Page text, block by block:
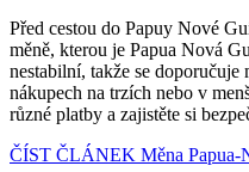
Před cestou do Papuy Nové
měně, kterou je Papua Nová
nestabilní, takže se
nákupech na trzích nebo v
různé platby a zajistěte si
ČÍST ČLÁNEK Měna Papua-